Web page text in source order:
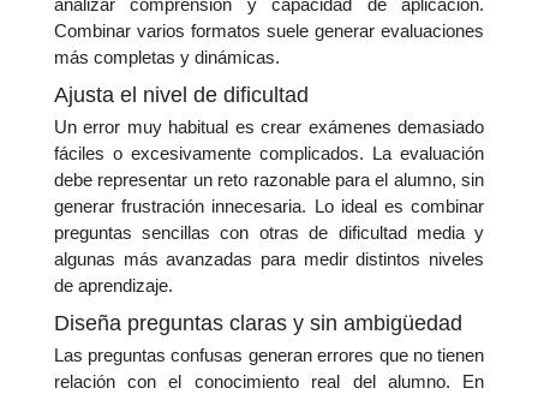
analizar comprensión y capacidad de aplicación.
Combinar varios formatos suele generar evaluaciones
más completas y dinámicas.
Ajusta el nivel de dificultad
Un error muy habitual es crear exámenes demasiado
fáciles o excesivamente complicados. La evaluación
debe representar un reto razonable para el alumno, sin
generar frustración innecesaria. Lo ideal es combinar
preguntas sencillas con otras de dificultad media y
algunas más avanzadas para medir distintos niveles
de aprendizaje.
Diseña preguntas claras y sin ambigüedad
Las preguntas confusas generan errores que no tienen
relación con el conocimiento real del alumno. En